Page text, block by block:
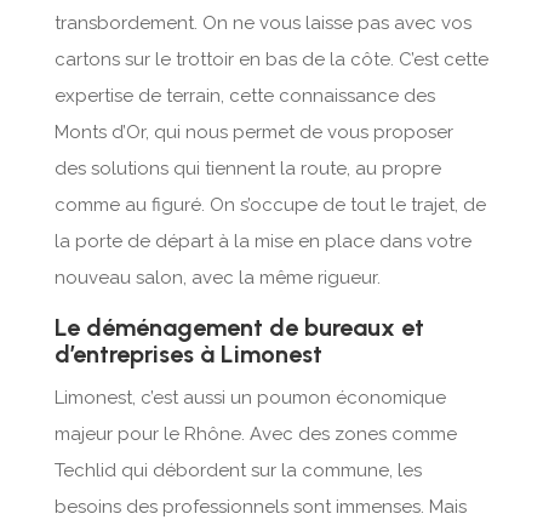
transbordement. On ne vous laisse pas avec vos
cartons sur le trottoir en bas de la côte. C’est cette
expertise de terrain, cette connaissance des
Monts d’Or, qui nous permet de vous proposer
des solutions qui tiennent la route, au propre
comme au figuré. On s’occupe de tout le trajet, de
la porte de départ à la mise en place dans votre
nouveau salon, avec la même rigueur.
Le déménagement de bureaux et
d’entreprises à Limonest
Limonest, c’est aussi un poumon économique
majeur pour le Rhône. Avec des zones comme
Techlid qui débordent sur la commune, les
besoins des professionnels sont immenses. Mais